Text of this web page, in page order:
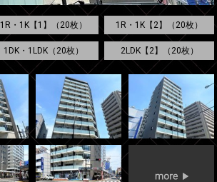
1R・1K【1】（20枚） 1R・1K【2】（20枚）
1DK・1LDK（20枚） 2LDK【2】（20枚）